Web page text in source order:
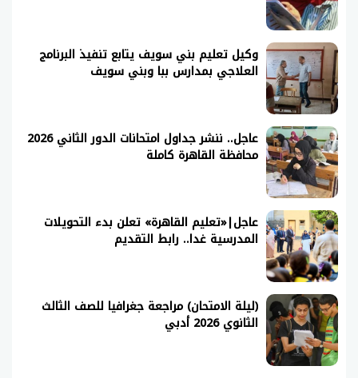
وكيل تعليم بني سويف يتابع تنفيذ البرنامج
العلاجي بمدارس ببا وبني سويف
عاجل.. ننشر جداول امتحانات الدور الثاني 2026
محافظة القاهرة كاملة
عاجل|«تعليم القاهرة» تعلن بدء التحويلات
المدرسية غدا.. رابط التقديم
(ليلة الامتحان) مراجعة جغرافيا للصف الثالث
الثانوي 2026 أدبي